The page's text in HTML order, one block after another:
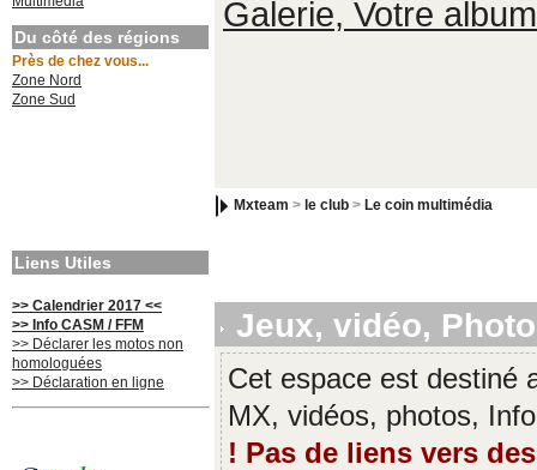
Du côté des régions
Près de chez vous...
Zone Nord
Zone Sud
Liens Utiles
>> Calendrier 2017 <<
>> Info CASM / FFM
>> Déclarer les motos non
homologuées
>> Déclaration en ligne
Galerie, Votre
Mxteam > le club> Le coin multimédia
Jeux, vidéo,
Cet espace est destiné
MX, vidéos, photos,
! Pas de liens vers